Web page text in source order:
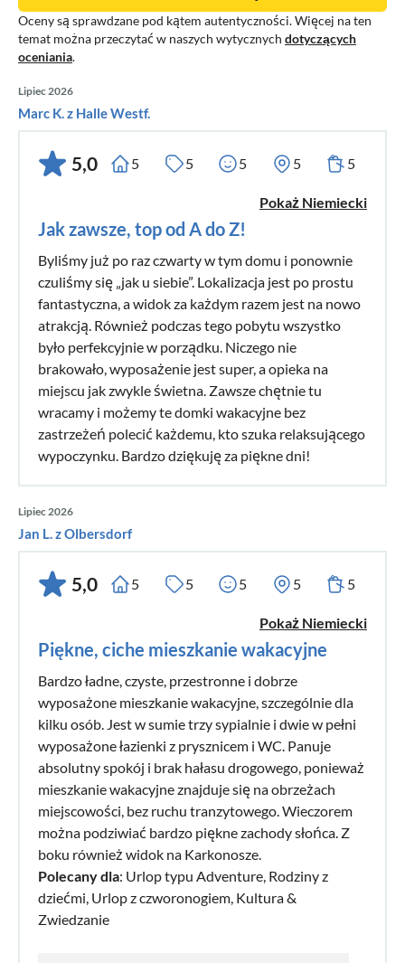
Oceny są sprawdzane pod kątem autentyczności. Więcej na ten
temat można przeczytać w naszych wytycznych dotyczących
oceniania.
Lipiec 2026
Marc K. z Halle Westf.
5,0 5 5 5 5 5
Pokaż Niemiecki
Jak zawsze, top od A do Z!
Byliśmy już po raz czwarty w tym domu i ponownie
czuliśmy się „jak u siebie”. Lokalizacja jest po prostu
fantastyczna, a widok za każdym razem jest na nowo
atrakcją. Również podczas tego pobytu wszystko
było perfekcyjnie w porządku. Niczego nie
brakowało, wyposażenie jest super, a opieka na
miejscu jak zwykle świetna. Zawsze chętnie tu
wracamy i możemy te domki wakacyjne bez
zastrzeżeń polecić każdemu, kto szuka relaksującego
wypoczynku. Bardzo dziękuję za piękne dni!
Lipiec 2026
Jan L. z Olbersdorf
5,0 5 5 5 5 5
Pokaż Niemiecki
Piękne, ciche mieszkanie wakacyjne
Bardzo ładne, czyste, przestronne i dobrze
wyposażone mieszkanie wakacyjne, szczególnie dla
kilku osób. Jest w sumie trzy sypialnie i dwie w pełni
wyposażone łazienki z prysznicem i WC. Panuje
absolutny spokój i brak hałasu drogowego, ponieważ
mieszkanie wakacyjne znajduje się na obrzeżach
miejscowości, bez ruchu tranzytowego. Wieczorem
można podziwiać bardzo piękne zachody słońca. Z
boku również widok na Karkonosze.
Polecany dla: Urlop typu Adventure, Rodziny z
dziećmi, Urlop z czworonogiem, Kultura &
Zwiedzanie